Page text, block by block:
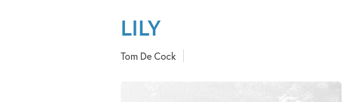
LILY
Tom De Cock